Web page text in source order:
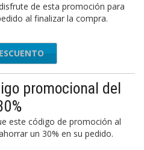
de esta promoción para
al finalizar la compra.
promocional del
este código de promoción al
un 30% en su pedido.